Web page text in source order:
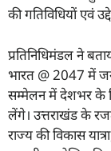
की गतिविधियों एवं
प्रतिनिधिमंडल ने
भारत @ 2047 में
सम्मेलन में देशभर के
लेंगे। उत्तराखंड के
राज्य की विकास